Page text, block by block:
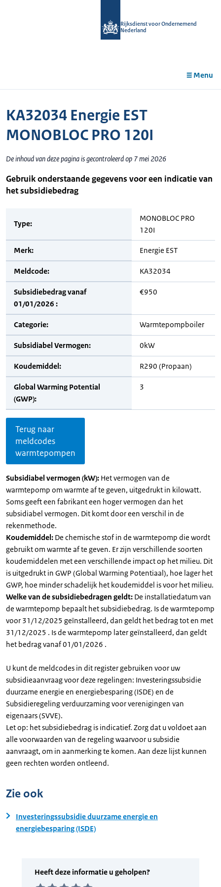
Rijksdienst voor Ondernemend
Nederland
Menu
KA32034 Energie EST
MONOBLOC PRO 120I
De inhoud van deze pagina is gecontroleerd op 7 mei 2026
Gebruik onderstaande gegevens voor een indicatie van
het subsidiebedrag
Type:
MONOBLOC PRO
120I
Merk: Energie EST
Meldcode: KA32034
Subsidiebedrag vanaf
01/01/2026 :
€950
Categorie: Warmtepompboiler
Subsidiabel Vermogen: 0kW
Koudemiddel: R290 (Propaan)
Global Warming Potential
(GWP):
3
Terug naar
meldcodes
warmtepompen
Subsidiabel vermogen (kW): Het vermogen van de
warmtepomp om warmte af te geven, uitgedrukt in kilowatt.
Soms geeft een fabrikant een hoger vermogen dan het
subsidiabel vermogen. Dit komt door een verschil in de
rekenmethode.
Koudemiddel: De chemische stof in de warmtepomp die wordt
gebruikt om warmte af te geven. Er zijn verschillende soorten
koudemiddelen met een verschillende impact op het milieu. Dit
is uitgedrukt in GWP (Global Warming Potentiaal), hoe lager het
GWP, hoe minder schadelijk het koudemiddel is voor het milieu.
Welke van de subsidiebedragen geldt: De installatiedatum van
de warmtepomp bepaalt het subsidiebedrag. Is de warmtepomp
voor 31/12/2025 geïnstalleerd, dan geldt het bedrag tot en met
31/12/2025 . Is de warmtepomp later geïnstalleerd, dan geldt
het bedrag vanaf 01/01/2026 .
U kunt de meldcodes in dit register gebruiken voor uw
subsidieaanvraag voor deze regelingen: Investeringssubsidie
duurzame energie en energiebesparing (ISDE) en de
Subsidieregeling verduurzaming voor verenigingen van
eigenaars (SVVE).
Let op: het subsidiebedrag is indicatief. Zorg dat u voldoet aan
alle voorwaarden van de regeling waarvoor u subsidie
aanvraagt, om in aanmerking te komen. Aan deze lijst kunnen
geen rechten worden ontleend.
Zie ook
Investeringssubsidie duurzame energie en
energiebesparing (ISDE)